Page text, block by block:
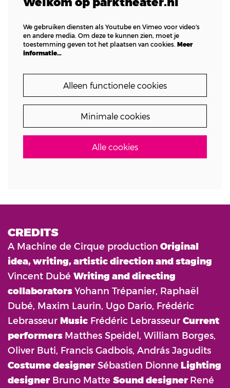
We gebruiken diensten als Youtube en Vimeo voor video's
en andere media. Om deze te kunnen zien, moet je
toestemming geven tot het plaatsen van cookies. Meer
informatie…
Alleen functionele cookies
Minimale cookies
Alle cookies
CREDITS
A Machine de Cirque production Original
idea, writing, artistic direction and staging
Vincent Dubé ‍ Writing and directing
collaboratorsYohann Trépanier, Raphaël
Dubé, Maxim Laurin, Ugo Dario, Frédéric
Lebrasseur Music Frédéric Lebrasseur Current
performers Matthes Speidel, William Borges,
Oliver Buti, Francis Gadbois, András Jagudits
Costume designer Sébastien Dionne Lighting
designer Bruno Matte Sound designer René